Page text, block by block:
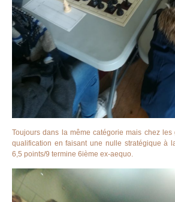
Toujours dans la même catégorie mais chez les
qualification en faisant une nulle stratégique à
6,5 points/9 termine 6ième ex-aequo.